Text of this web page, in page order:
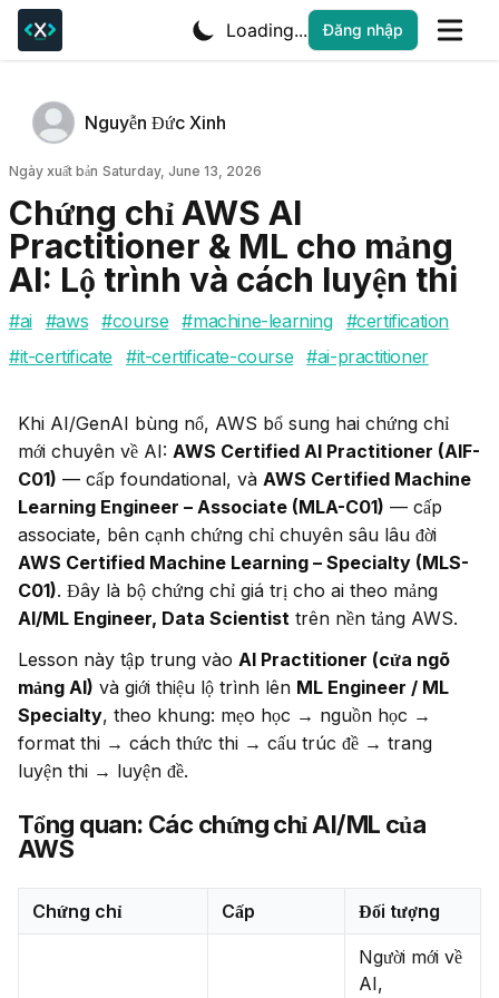
Loading... Đăng nhập
Tác giả
Name
Nguyễn Đức Xinh
Ngày xuất bản
Ngày xuất bản Saturday, June 13, 2026
Chứng chỉ AWS AI
Practitioner & ML cho mảng
AI: Lộ trình và cách luyện thi
#ai #aws #course #machine-learning #certification
#it-certificate #it-certificate-course #ai-practitioner
Khi AI/GenAI bùng nổ, AWS bổ sung hai chứng chỉ
mới chuyên về AI: AWS Certified AI Practitioner (AIF-
C01) — cấp foundational, và AWS Certified Machine
Learning Engineer – Associate (MLA-C01) — cấp
AWS Certified Machine Learning – Specialty (MLS-
C01)
AI/ML Engineer, Data Scientist trên nền tảng AWS.
Lesson này tập trung vào AI Practitioner (cửa ngõ
mảng AI) và giới thiệu lộ trình lên ML Engineer / ML
Specialty, theo khung: mẹo học → nguồn học →
format thi → cách thức thi → cấu trúc đề → trang
luyện thi → luyện đề.
Tổng quan: Các chứng chỉ AI/ML của
AWS
Chứng chỉ Cấp Đối tượng
Người mới về
AI,